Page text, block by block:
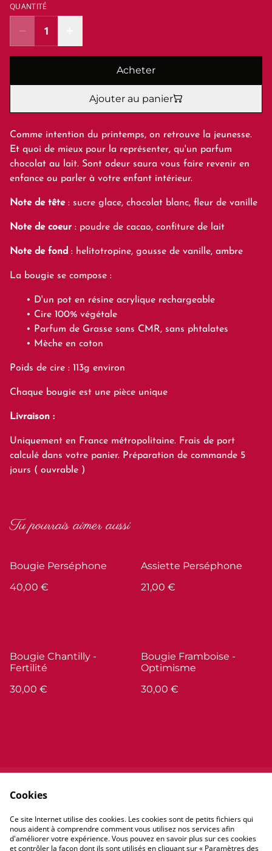
QUANTITÉ
Acheter
Ajouter au panier
Comme intention du printemps, on retrouve la jeunesse.
Et quoi de mieux pour la représenter, qu'un parfum
chocolat au lait. Sont odeur saura vous faire revenir en
enfance ou parler à votre enfant intérieur.
Note de tête : sucre glace, chocolat blanc, fleur de vanille
Note de coeur : poudre de cacao, confiture de lait
Note de fond : helitotropine, gousse de vanille, ambre
La bougie se compose :
D'un pot en résine acrylique rechargeable
Cire 100% végétale
Parfum de Grasse sans CMR, sans phtalates
Mèche en coton
Poids de cire : 113g environ
Chaque bougie est une pièce unique
Livraison :
Uniquement en France métropolitaine. Frais de port
calculé dans votre panier. Préparation de commande 5
jours ( ouvrable )
Tu pourrais aimer aussi
Bougie Perséphone
40,00 €
Assiette Perséphone
21,00 €
Bougie Chantilly -
Fertilité
30,00 €
Bougie Framboise -
Optimisme
30,00 €
Politique de
confidentialité
Politique de cookies
Cookies
Ce site Internet utilise des cookies. Les cookies sont de petits fichiers qui
nous aident à comprendre comment vous utilisez nos services afin
d'améliorer votre expérience. Vous pouvez en savoir plus sur ces cookies
et contrôler la façon dont ils sont utilisés en cliquant sur « Paramètres des